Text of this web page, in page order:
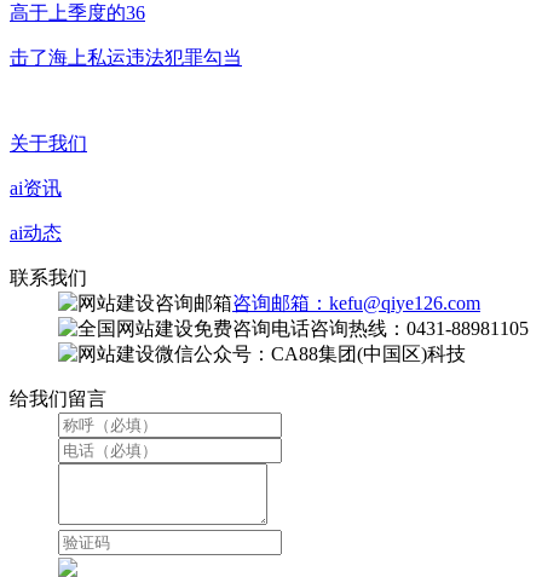
高于上季度的36
击了海上私运违法犯罪勾当
关于我们
ai资讯
ai动态
联系我们
咨询邮箱：kefu@qiye126.com
咨询热线：0431-88981105
微信公众号：CA88集团(中国区)科技
给我们留言